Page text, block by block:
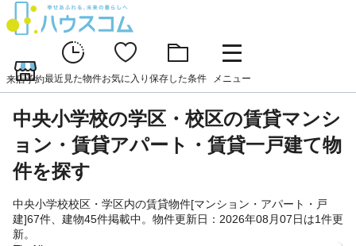
来店予約最近見た物件お気に入り 保存した条件 メニュー
中央小学校の学区・校区の賃貸マンシ
ョン・賃貸アパート・賃貸一戸建て物
件を探す
中央小学校校区・学区内の賃貸物件[マンション・アパート・戸
建]67件、建物45件掲載中。物件更新日：2026年08月07日は1件更
新。